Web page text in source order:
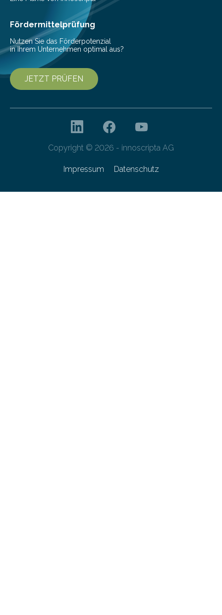
Ernährung zu sichern. Ohne sie besteht die weltweite
Gefahr erheblicher…
Fördermittelprüfung
Nutzen Sie das Förderpotenzial
in Ihrem Unternehmen optimal aus?
JETZT PRÜFEN
Copyright © 2026 - innoscripta AG
Impressum Datenschutz